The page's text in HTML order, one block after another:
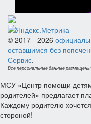
© 2017 - 2026
оставшимся без
Сервис.
Все персональные данные
МСУ «Центр помощи
родителей» предлагает
Каждому родителю
стороной!